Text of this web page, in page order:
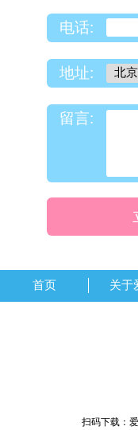
电话:
地址:
留言:
首页 关于
扫码下载：